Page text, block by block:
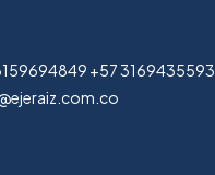
+57 3169435593